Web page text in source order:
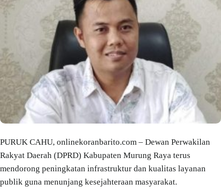
PURUK CAHU, onlinekoranbarito.com – Dewan Perwakilan
Rakyat Daerah (DPRD) Kabupaten Murung Raya terus
mendorong peningkatan infrastruktur dan kualitas layanan
publik guna menunjang kesejahteraan masyarakat.